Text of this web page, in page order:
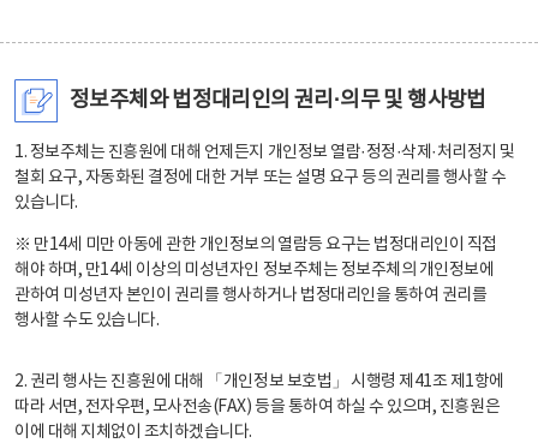
정보주체와 법정대리인의 권리·의무 및 행사방법
1. 정보주체는 진흥원에 대해 언제든지 개인정보 열람·정정·삭제·처리정지 및
철회 요구, 자동화된 결정에 대한 거부 또는 설명 요구 등의 권리를 행사할 수
있습니다.
※ 만14세 미만 아동에 관한 개인정보의 열람등 요구는 법정대리인이 직접
해야 하며, 만14세 이상의 미성년자인 정보주체는 정보주체의 개인정보에
관하여 미성년자 본인이 권리를 행사하거나 법정대리인을 통하여 권리를
행사할 수도 있습니다.
2. 권리 행사는 진흥원에 대해 「개인정보 보호법」 시행령 제41조 제1항에
따라 서면, 전자우편, 모사전송(FAX) 등을 통하여 하실 수 있으며, 진흥원은
이에 대해 지체없이 조치하겠습니다.